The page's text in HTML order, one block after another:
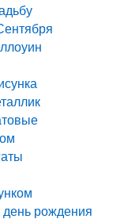
рождения